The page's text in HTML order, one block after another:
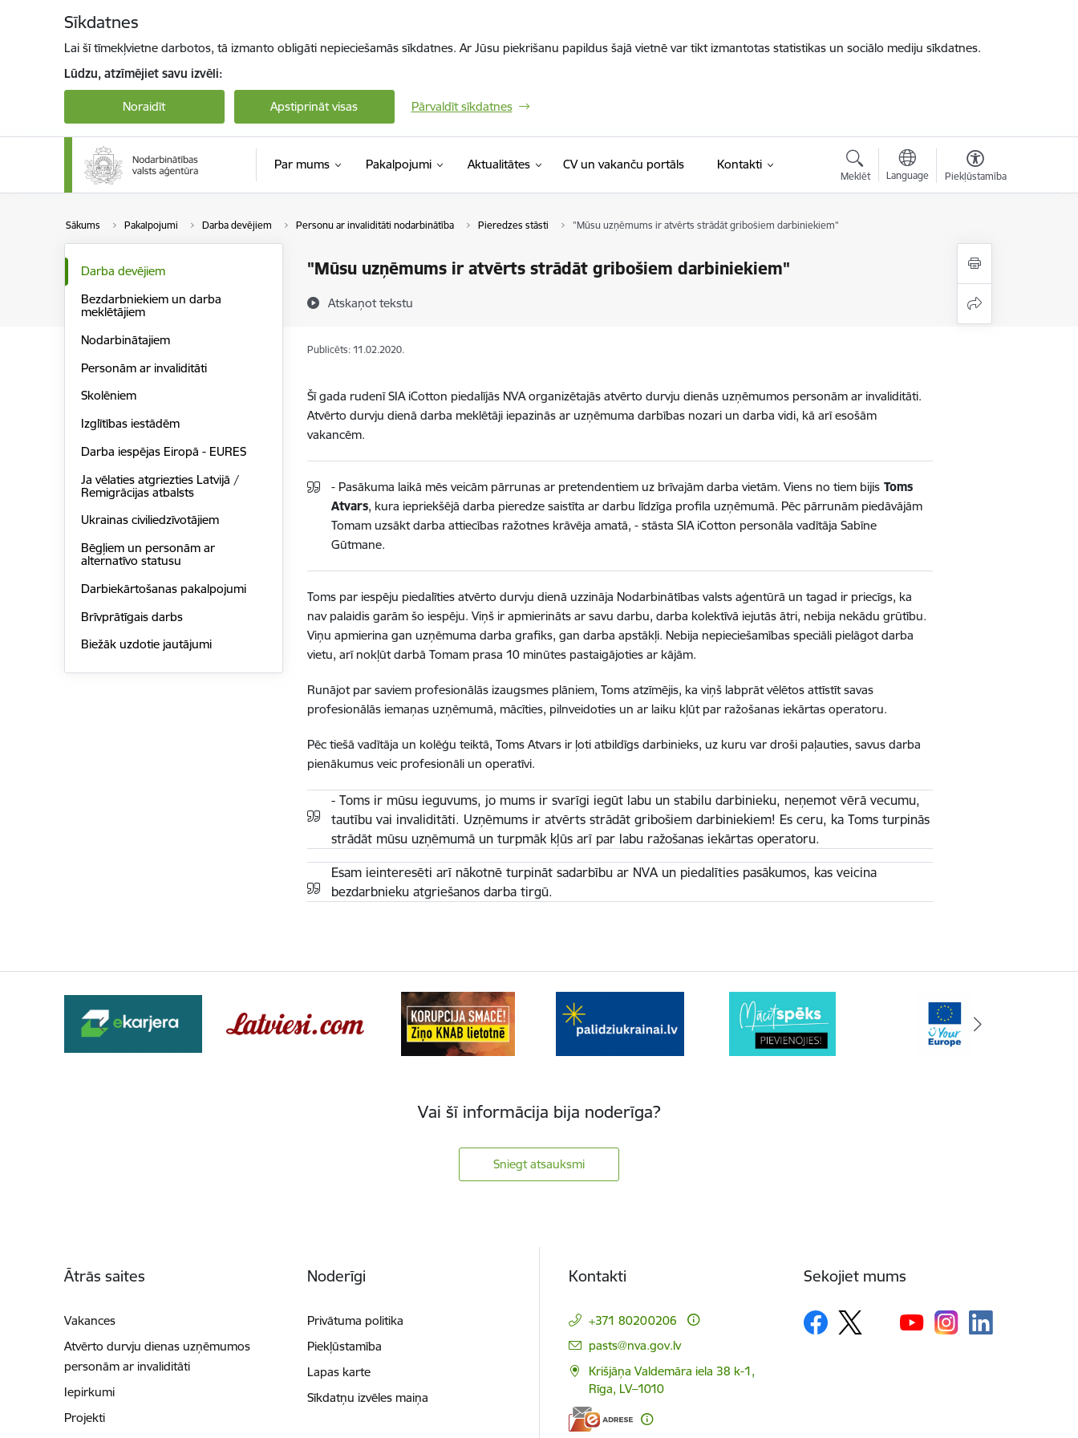
Sīkdatnes
Lai šī tīmekļvietne darbotos, tā izmanto obligāti nepieciešamās sīkdatnes. Ar Jūsu piekrišanu papildus šajā vietnē var tikt izmantotas statistikas un sociālo mediju sīkdatnes.
Lūdzu, atzīmējiet savu izvēli:
Noraidīt Apstiprināt visas Pārvaldīt sīkdatnes
Par mums Pakalpojumi Aktualitātes CV un vakanču portāls(Ārējā saite)
Kontakti
Meklēt Language Piekļūstamība
Sākums Pakalpojumi Darba devējiem Personu ar invaliditāti nodarbinātība Pieredzes stāsti "Mūsu uzņēmums ir atvērts strādāt gribošiem darbiniekiem"
"Mūsu uzņēmums ir atvērts strādāt gribošiem darbiniekiem"
Atskaņot tekstu
Darba devējiem
Bezdarbniekiem un darba
meklētājiem
Nodarbinātajiem
Personām ar invaliditāti
Skolēniem
Izglītības iestādēm
Darba iespējas Eiropā - EURES
Ja vēlaties atgriezties Latvijā /
Remigrācijas atbalsts
Ukrainas civiliedzīvotājiem
Bēgļiem un personām ar
alternatīvo statusu
Darbiekārtošanas pakalpojumi
Brīvprātīgais darbs
Biežāk uzdotie jautājumi
Publicēts: 11.02.2020.
Šī gada rudenī SIA iCotton piedalījās NVA organizētajās atvērto durvju dienās uzņēmumos personām ar invaliditāti.
Atvērto durvju dienā darba meklētāji iepazinās ar uzņēmuma darbības nozari un darba vidi, kā arī esošām
vakancēm.
- Pasākuma laikā mēs veicām pārrunas ar pretendentiem uz brīvajām darba vietām. Viens no tiem bijis Toms
Atvars, kura iepriekšējā darba pieredze saistīta ar darbu līdzīga profila uzņēmumā. Pēc pārrunām piedāvājām
Tomam uzsākt darba attiecības ražotnes krāvēja amatā, - stāsta SIA iCotton personāla vadītāja Sabīne
Gūtmane.
Toms par iespēju piedalīties atvērto durvju dienā uzzināja Nodarbinātības valsts aģentūrā un tagad ir priecīgs, ka
nav palaidis garām šo iespēju. Viņš ir apmierināts ar savu darbu, darba kolektīvā iejutās ātri, nebija nekādu grūtību.
Viņu apmierina gan uzņēmuma darba grafiks, gan darba apstākļi. Nebija nepieciešamības speciāli pielāgot darba
vietu, arī nokļūt darbā Tomam prasa 10 minūtes pastaigājoties ar kājām.
Runājot par saviem profesionālās izaugsmes plāniem, Toms atzīmējis, ka viņš labprāt vēlētos attīstīt savas
profesionālās iemaņas uzņēmumā, mācīties, pilnveidoties un ar laiku kļūt par ražošanas iekārtas operatoru.
Pēc tiešā vadītāja un kolēģu teiktā, Toms Atvars ir ļoti atbildīgs darbinieks, uz kuru var droši paļauties, savus darba
pienākumus veic profesionāli un operatīvi.
- Toms ir mūsu ieguvums, jo mums ir svarīgi iegūt labu un stabilu darbinieku, neņemot vērā vecumu,
tautību vai invaliditāti. Uzņēmums ir atvērts strādāt gribošiem darbiniekiem! Es ceru, ka Toms turpinās
strādāt mūsu uzņēmumā un turpmāk kļūs arī par labu ražošanas iekārtas operatoru.
Esam ieinteresēti arī nākotnē turpināt sadarbību ar NVA un piedalīties pasākumos, kas veicina
bezdarbnieku atgriešanos darba tirgū.
Vai šī informācija bija noderīga?
Sniegt atsauksmi
Ātrās saites
Vakances
Atvērto durvju dienas uzņēmumos
personām ar invaliditāti
Iepirkumi
Projekti
Noderīgi
Privātuma politika
Piekļūstamība
Lapas karte
Sīkdatņu izvēles maiņa
Kontakti
+371 80200206
E-pasts:
pasts@nva.gov.lv
Krišjāņa Valdemāra iela 38 k-1,
Rīga, LV–1010
Sekojiet mums